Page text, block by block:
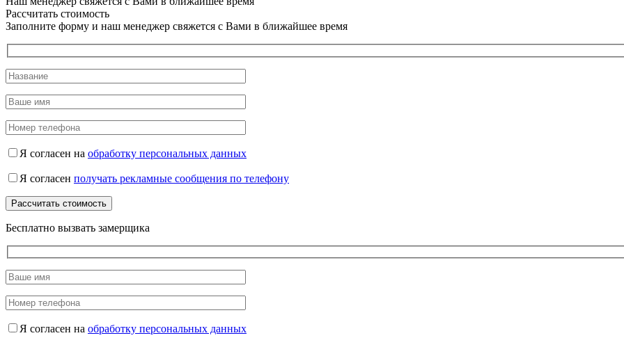
Рассчитать стоимость
Заполните форму и наш менеджер свяжется с Вами в ближайшее время
Я согласен на обработку персональных данных
Я согласен получать рекламные сообщения по телефону
Бесплатно вызвать замерщика
Я согласен на обработку персональных данных